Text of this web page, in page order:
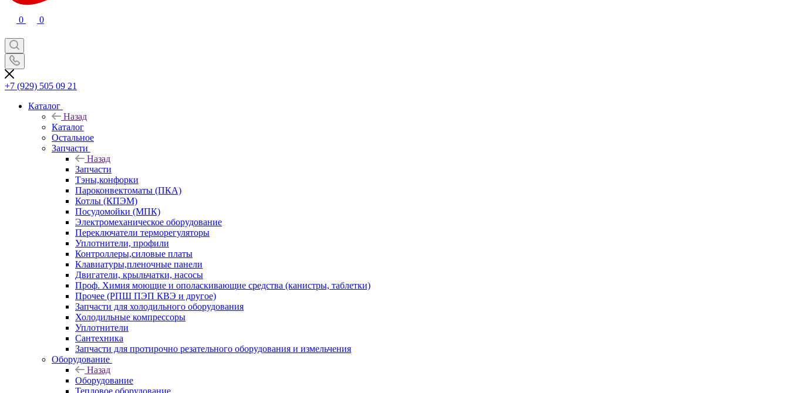
0 0
+7 (929) 505 09 21
Каталог
Назад
Каталог
Остальное
Запчасти
Назад
Запчасти
Тэны,конфорки
Пароконвектоматы (ПКА)
Котлы (КПЭМ)
Посудомойки (МПК)
Электромеханическое оборудование
Переключатели терморегуляторы
Уплотнители, профили
Контроллеры,силовые платы
Клавиатуры,пленочные панели
Двигатели, крыльчатки, насосы
Проф. Химия моющие и ополаскивающие средства (канистры, таблетки)
Прочее (РПШ ПЭП КВЭ и другое)
Запчасти для холодильного оборудования
Холодильные компрессоры
Уплотнители
Сантехника
Запчасти для протирочно резательного оборудования и измельчения
Оборудование
Назад
Оборудование
Тепловое оборудование